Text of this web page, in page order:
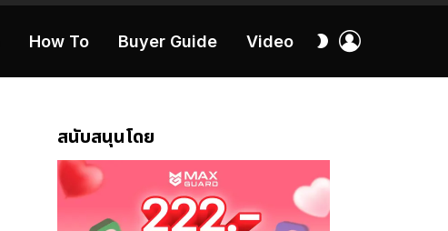
How To Buyer Guide Video
สลับ
สนับสนุนโดย